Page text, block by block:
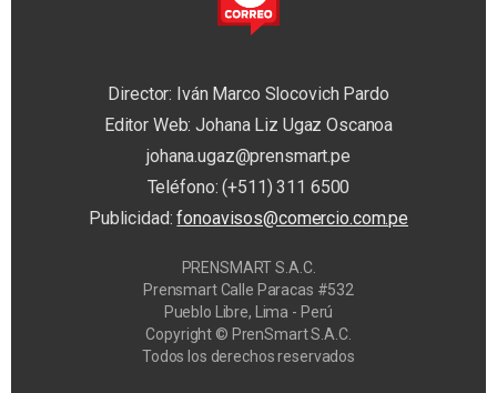
Director: Iván Marco Slocovich Pardo
Editor Web: Johana Liz Ugaz Oscanoa
johana.ugaz@prensmart.pe
Teléfono: (+511) 311 6500
Publicidad:fonoavisos@comercio.com.pe
PRENSMART S.A.C.
Prensmart Calle Paracas #532
Pueblo Libre, Lima - Perú
Copyright © PrenSmart S.A.C.
Todos los derechos reservados